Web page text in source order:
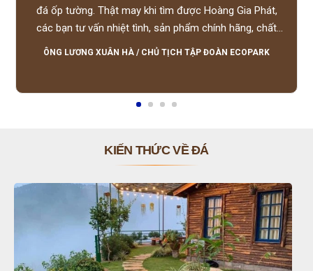
đá ốp tường. Thật may khi tìm được Hoàng Gia Phát,
các bạn tư vấn nhiệt tình, sản phẩm chính hãng, chất
lượng tốt, giá hợp lý, hỗ trợ tận tình.
ÔNG LƯƠNG XUÂN HÀ / CHỦ TỊCH TẬP ĐOÀN ECOPARK
KIẾN THỨC VỀ ĐÁ